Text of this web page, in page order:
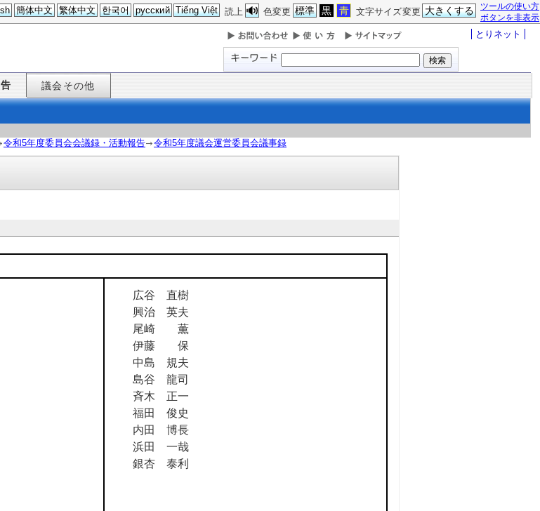
ツールの使い方
ボタンを非表示
文字サイズ変更 大きくする
色変更 標準 黒 青
読上
簡体中文 繁体中文 한국어 русский Tiếng Việt
とりネット
議会その他
令和5年度委員会会議録・活動報告 令和5年度議会運営委員会議事録
広谷 直樹
興治 英夫
尾崎 薫
伊藤 保
中島 規夫
島谷 龍司
斉木 正一
福田 俊史
内田 博長
浜田 一哉
銀杏 泰利